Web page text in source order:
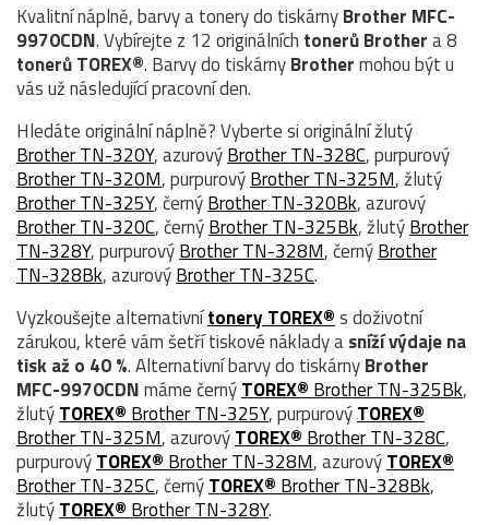
Kvalitní náplně, barvy a tonery do tiskárnyBrother MFC-
9970CDN. Vybírejte z 12 originálních tonerůBrothera 8
tonerů TOREX®. Barvy do tiskárnyBrothermohou být u
vás už následující pracovní den.
Hledáte originální náplně? Vyberte si originální žlutý
Brother TN-320Y, azurovýBrother TN-328C, purpurový
Brother TN-320M, purpurovýBrother TN-325M, žlutý
Brother TN-325Y, černýBrother TN-320Bk, azurový
Brother TN-320C, černýBrother TN-325Bk, žlutýBrother
TN-328Y, purpurovýBrother TN-328M, černýBrother
TN-328Bk, azurovýBrother TN-325C.
Vyzkoušejte alternativnítonery TOREX®s doživotní
zárukou, které vám šetří tiskové náklady asníží výdaje na
tisk až o 40 %. Alternativní barvy do tiskárnyBrother
MFC-9970CDNmáme černýTOREX® Brother TN-325Bk,
žlutýTOREX® Brother TN-325Y, purpurovýTOREX®
Brother TN-325M, azurovýTOREX® Brother TN-328C,
purpurovýTOREX® Brother TN-328M, azurovýTOREX®
Brother TN-325C, černýTOREX® Brother TN-328Bk,
žlutýTOREX® Brother TN-328Y.